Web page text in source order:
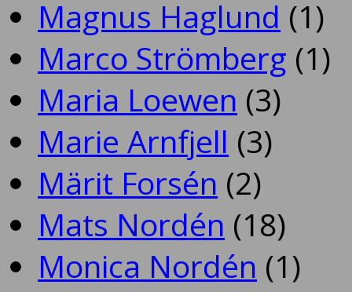
Magnus Haglund (1)
Marco Strömberg (1)
Maria Loewen (3)
Marie Arnfjell (3)
Märit Forsén (2)
Mats Nordén (18)
Monica Nordén (1)